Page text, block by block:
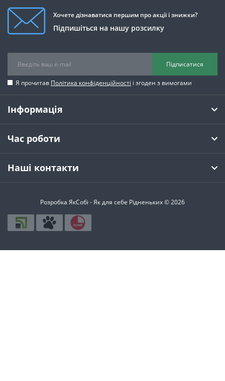
Хочете дізнаватися першим про акції і знижки?
Підпишіться на нашу розсилку
Підписатися
Я прочитав Політика конфіденційності і згоден з вимогами
Інформація
Час роботи
Наші контакти
Розробка ЯкСобі - Як для себе Рідненьких © 2026